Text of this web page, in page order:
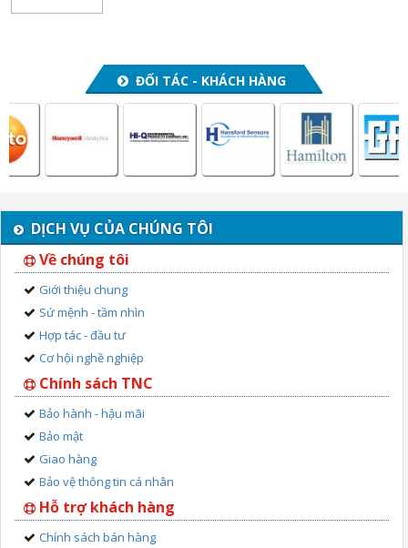
ĐỐI TÁC - KHÁCH HÀNG
DỊCH VỤ CỦA CHÚNG TÔI
Về chúng tôi
Giới thiệu chung
Sứ mệnh - tầm nhìn
Hợp tác - đầu tư
Cơ hội nghề nghiệp
Chính sách TNC
Bảo hành - hậu mãi
Bảo mật
Giao hàng
Bảo vệ thông tin cá nhân
Hỗ trợ khách hàng
Chính sách bán hàng